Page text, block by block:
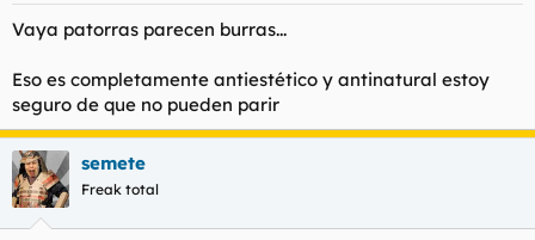
Vaya patorras parecen burras...
Eso es completamente antiestético y antinatural estoy
seguro de que no pueden parir
semete
Freak total